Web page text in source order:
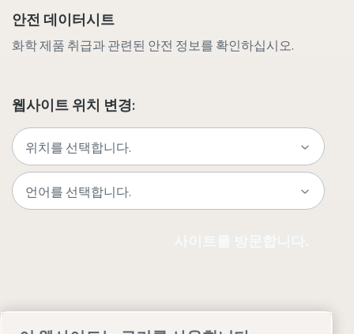
안전 데이터시트
화학 제품 취급과 관련된 안전 정보를 확인하십시오.
웹사이트 위치 변경: